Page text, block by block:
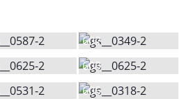
602
603
605